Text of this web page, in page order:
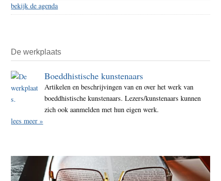
bekijk de agenda
De werkplaats
Boeddhistische kunstenaars
Artikelen en beschrijvingen van en over het werk van
boeddhistische kunstenaars. Lezers/kunstenaars kunnen
zich ook aanmelden met hun eigen werk.
lees meer »